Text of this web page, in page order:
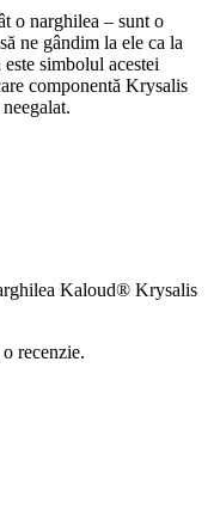
o narghilea – sunt o
ne gândim la ele ca la
simbolul acestei
componentă Krysalis
Kaloud® Krysalis
recenzie.